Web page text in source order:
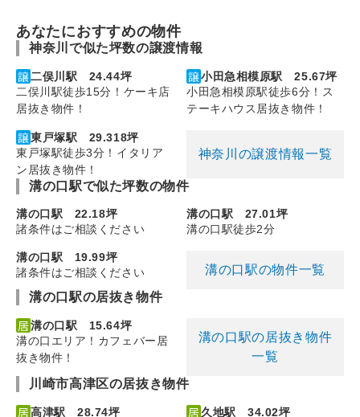
あなたにおすすめの物件
神奈川で似た坪数の譲渡情報
二俣川駅 24.44坪
二俣川駅徒歩15分！ケーキ店
居抜き物件！
小田急相模原駅 25.67坪
小田急相模原駅徒歩6分！ス
テーキハウス居抜き物件！
東戸塚駅 29.318坪
東戸塚駅徒歩3分！イタリア
ン居抜き物件！
神奈川の譲渡情報一覧
溝の口駅で似た坪数の物件
溝の口駅 22.18坪
諸条件はご相談ください
溝の口駅 27.01坪
溝の口駅徒歩2分
溝の口駅 19.99坪
諸条件はご相談ください
溝の口駅の物件一覧
溝の口駅の居抜き物件
溝の口駅 15.64坪
溝の口エリア！カフェバー居
抜き物件！
溝の口駅の居抜き物件
一覧
川崎市高津区の居抜き物件
高津駅 28.74坪
久地駅 34.02坪